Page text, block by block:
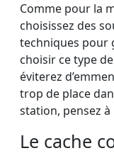
Comme pour la
choisissez des
techniques pour
choisir ce type
éviterez
trop de place
station, pensez
Le cache